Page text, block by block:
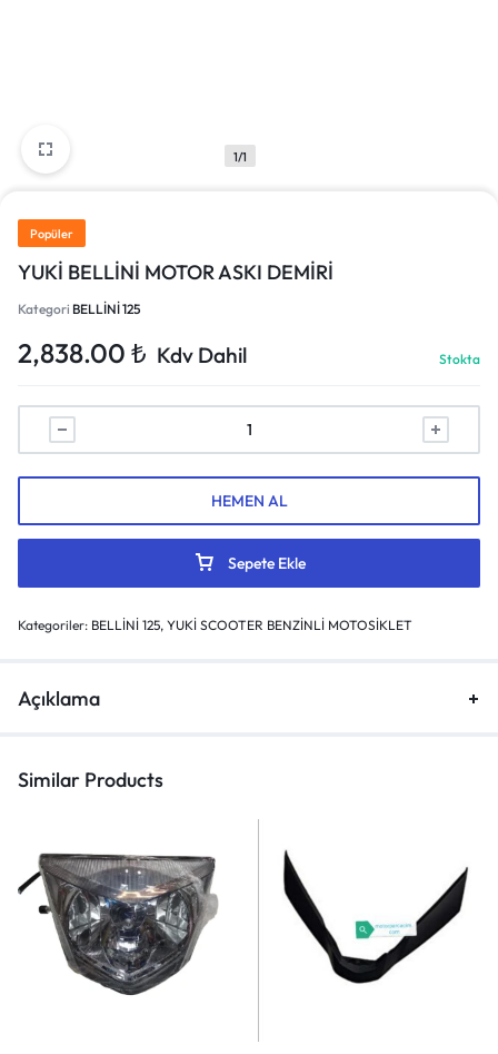
1/1
Popüler
YUKİ BELLİNİ MOTOR ASKI DEMİRİ
Kategori BELLİNİ 125
2,838.00 ₺ Kdv Dahil Stokta
Sepete Ekle
HEMEN AL
Kategoriler: BELLİNİ 125, YUKİ SCOOTER BENZİNLİ MOTOSİKLET
Açıklama
Similar Products